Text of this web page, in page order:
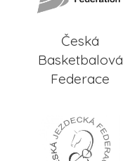
Česká
Basketbalová
Federace